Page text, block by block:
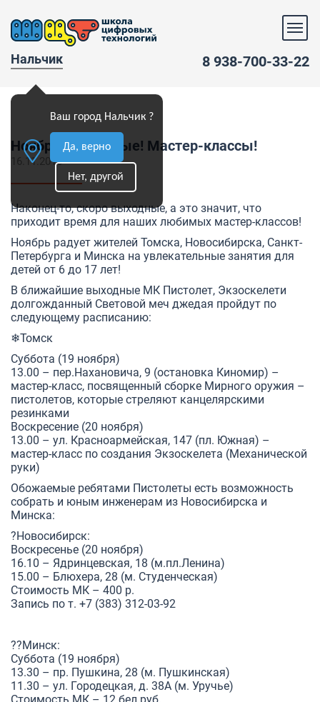
Нальчик
Ваш город Нальчик ?
Да, верно
Нет, другой
8 938-700-33-22
Ноябрь! Выходные! Мастер-классы!
16.11.2016
Наконец-то, скоро выходные, а это значит, что
приходит время для наших любимых мастер-классов!
Ноябрь радует жителей Томска, Новосибирска, Санкт-
Петербурга и Минска на увлекательные занятия для
детей от 6 до 17 лет!
В ближайшие выходные МК Пистолет, Экзоскелети
долгожданный Световой меч джедая пройдут по
следующему расписанию:
❄Томск
Суббота (19 ноября)
13.00 – пер.Нахановича, 9 (остановка Киномир) –
мастер-класс, посвященный сборке Мирного оружия –
пистолетов, которые стреляют канцелярскими
резинками
Воскресение (20 ноября)
13.00 – ул. Красноармейская, 147 (пл. Южная) –
мастер-класс по создания Экзоскелета (Механической
руки)
Обожаемые ребятами Пистолеты есть возможность
собрать и юным инженерам из Новосибирска и
Минска:
?Новосибирск:
Воскресенье (20 ноября)
16.10 – Ядринцевская, 18 (м.пл.Ленина)
15.00 – Блюхера, 28 (м. Студенческая)
Стоимость МК – 400 р.
Запись по т. +7 (383) 312-03-92
??Минск:
Суббота (19 ноября)
13.30 – пр. Пушкина, 28 (м. Пушкинская)
11.30 – ул. Городецкая, д. 38А (м. Уручье)